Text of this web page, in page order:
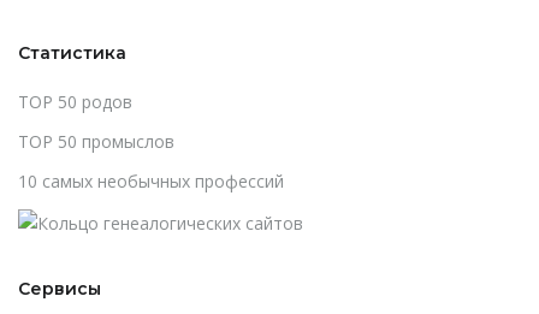
Статистика
TOP 50 родов
TOP 50 промыслов
10 самых необычных профессий
Сервисы